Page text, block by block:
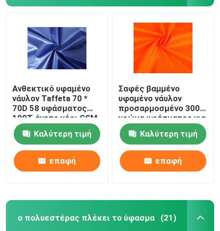
Ανθεκτικό υφαμένο
νάυλον Taffeta 70 *
70D 58 υφάσματος
190T άνετο χέρι GSM
αισθάνεται
Καλύτερη τιμή
επαφή
Σαφές βαμμένο
υφαμένο νάυλον
προσαρμοσμένο 300T
χρώμα υφάσματος για
Sportswear
Καλύτερη τιμή
επαφή
ο πολυεστέρας πλέκει το ύφασμα (21)